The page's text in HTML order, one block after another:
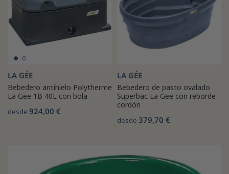
LA GÉE
Bebedero antihielo Polytherme
La Gee 1B 40L con bola
desde 924,00 €
LA GÉE
Bebedero de pasto ovalado
Superbac La Gee con reborde
cordón
desde 379,70 €